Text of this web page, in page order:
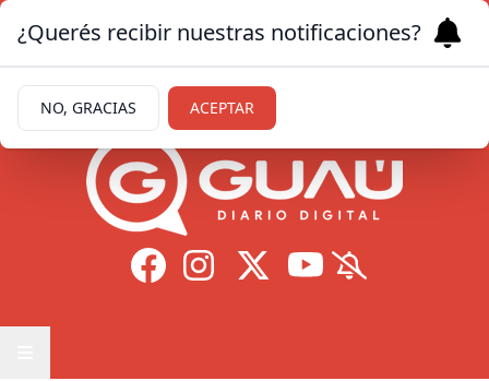
12.8ºc | Formosa
¿Querés recibir nuestras notificaciones?
NO, GRACIAS ACEPTAR